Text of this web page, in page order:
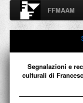
FFMAAM
Fondo Francesco
A.A.M. Architettura
Percorsi, nodi,
Segnalazioni e
culturali di